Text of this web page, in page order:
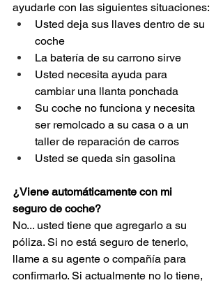
ayudarle con las siguientes situaciones:
Usted deja sus llaves dentro de su
coche
La batería de su carrono sirve
Usted necesita ayuda para
cambiar una llanta ponchada
Su coche no funciona y necesita
ser remolcado a su casa o a un
taller de reparación de carros
Usted se queda sin gasolina
¿Viene automáticamente con mi
seguro de coche?
No... usted tiene que agregarlo a su
póliza. Si no está seguro de tenerlo,
llame a su agente o compañía para
confirmarlo. Si actualmente no lo tiene,